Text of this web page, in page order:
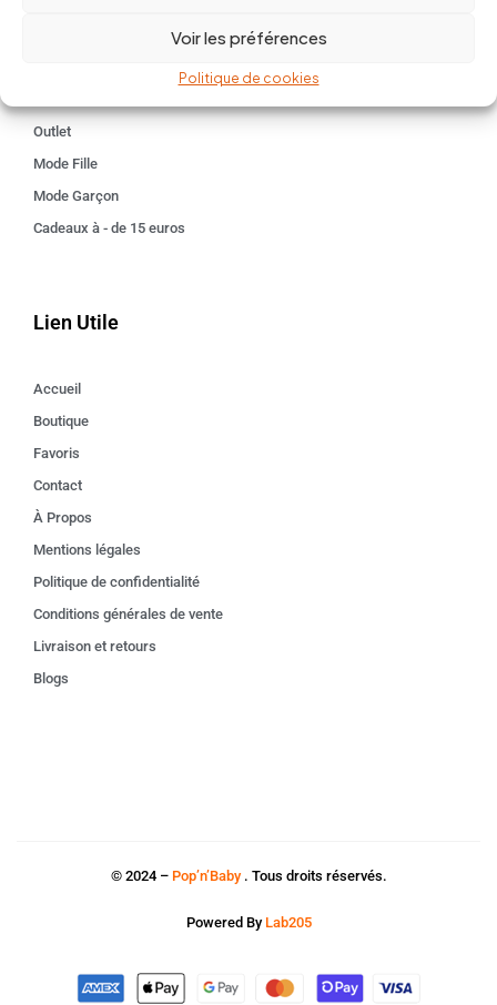
Voir les préférences
Politique de cookies
Outlet
Mode Fille
Mode Garçon
Cadeaux à - de 15 euros
Lien Utile
Accueil
Boutique
Favoris
Contact
À Propos
Mentions légales
Politique de confidentialité
Conditions générales de vente
Livraison et retours
Blogs
© 2024 – Pop’n’Baby. Tous droits réservés.
Powered By Lab205